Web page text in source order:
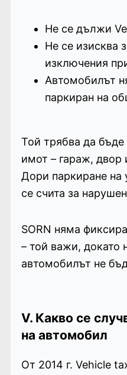
Не се дължи
Не се изисква
изключения
Автомобилът
паркиран на
Той трябва да бъде
имот – гараж, двор
Дори паркиране на
се счита за
SORN няма
– той важи, докато
автомобилът не
V. Какво се
на автомобил
От 2014 г. Vehicle